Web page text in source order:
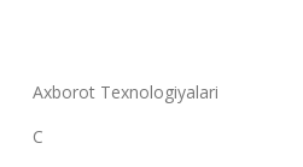
Axborot Texnologiyalari
C